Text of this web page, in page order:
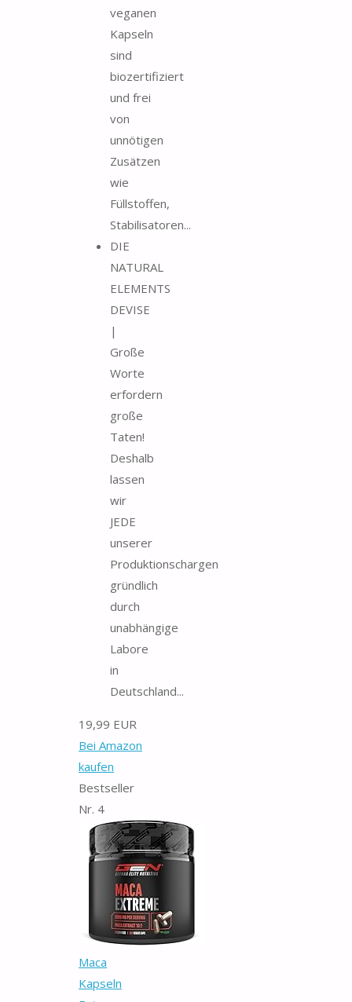
veganen
Kapseln
sind
biozertifiziert
und frei
von
unnötigen
Zusätzen
wie
Füllstoffen,
Stabilisatoren...
DIE
NATURAL
ELEMENTS
DEVISE
|
Große
Worte
erfordern
große
Taten!
Deshalb
lassen
wir
JEDE
unserer
Produktionschargen
gründlich
durch
unabhängige
Labore
in
Deutschland...
19,99 EUR
Bei Amazon
kaufen
Bestseller
Nr. 4
Maca
Kapseln